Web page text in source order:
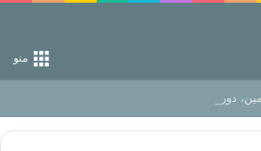
منو
دوری وکناره‌گیری از راه خداست‌!